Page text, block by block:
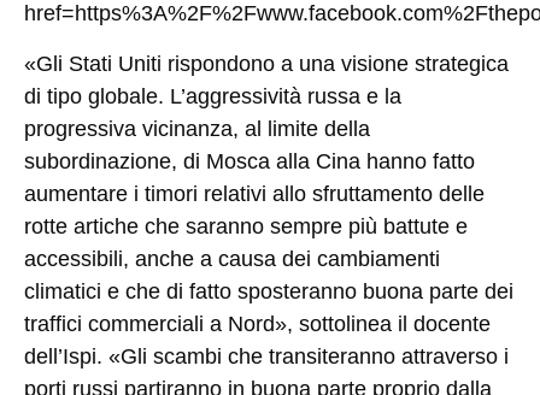
«Gli Stati Uniti rispondono a una visione strategica
di tipo globale. L’aggressività russa e la
progressiva vicinanza, al limite della
subordinazione, di Mosca alla Cina hanno fatto
aumentare i timori relativi allo sfruttamento delle
rotte artiche che saranno sempre più battute e
accessibili, anche a causa dei cambiamenti
climatici e che di fatto sposteranno buona parte dei
traffici commerciali a Nord», sottolinea il docente
dell’Ispi. «Gli scambi che transiteranno attraverso i
porti russi partiranno in buona parte proprio dalla